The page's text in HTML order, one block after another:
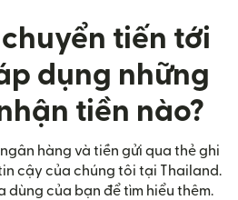
tiến tới
dụng những
tiền nào?
hàng và tiền gửi qua thẻ ghi
cậy của chúng tôi tại Thailand.
dùng của bạn để tìm hiểu thêm.